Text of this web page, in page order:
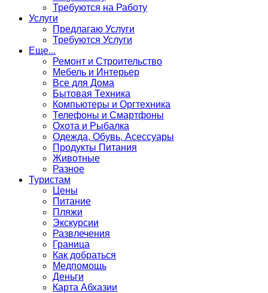
Требуются на Работу
Услуги
Предлагаю Услуги
Требуются Услуги
Еще...
Ремонт и Строительство
Мебель и Интерьер
Все для Дома
Бытовая Техника
Компьютеры и Оргтехника
Телефоны и Смартфоны
Охота и Рыбалка
Одежда, Обувь, Асессуары
Продукты Питания
Животные
Разное
Туристам
Цены
Питание
Пляжи
Экскурсии
Развлечения
Граница
Как добраться
Медпомощь
Деньги
Карта Абхазии